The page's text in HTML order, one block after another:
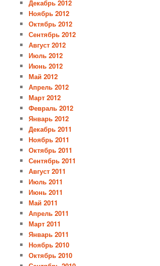
Декабрь 2012
Ноябрь 2012
Октябрь 2012
Сентябрь 2012
Август 2012
Июль 2012
Июнь 2012
Май 2012
Апрель 2012
Март 2012
Февраль 2012
Январь 2012
Декабрь 2011
Ноябрь 2011
Октябрь 2011
Сентябрь 2011
Август 2011
Июль 2011
Июнь 2011
Май 2011
Апрель 2011
Март 2011
Январь 2011
Ноябрь 2010
Октябрь 2010